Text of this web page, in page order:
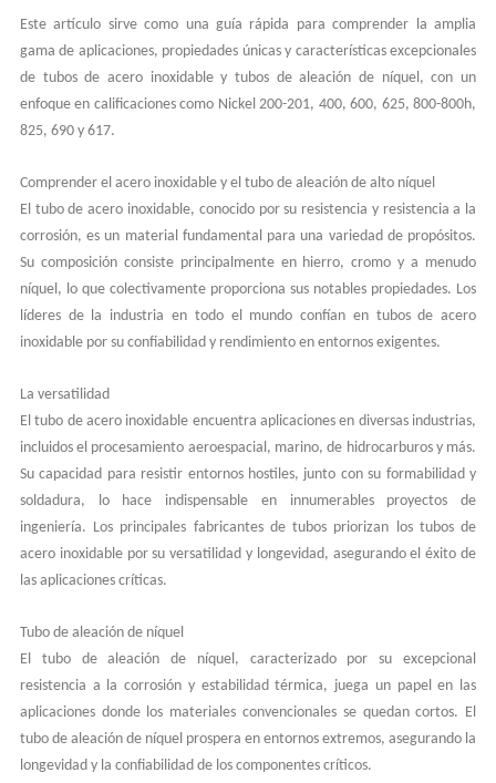
Este artículo sirve como una guía rápida para comprender la amplia
gama de aplicaciones, propiedades únicas y características excepcionales
de tubos de acero inoxidable y tubos de aleación de níquel, con un
enfoque en calificaciones como Nickel 200-201, 400, 600, 625, 800-800h,
825, 690 y 617.
Comprender el acero inoxidable y el tubo de aleación de alto níquel
El tubo de acero inoxidable, conocido por su resistencia y resistencia a la
corrosión, es un material fundamental para una variedad de propósitos.
Su composición consiste principalmente en hierro, cromo y a menudo
níquel, lo que colectivamente proporciona sus notables propiedades. Los
líderes de la industria en todo el mundo confían en tubos de acero
inoxidable por su confiabilidad y rendimiento en entornos exigentes.
La versatilidad
El tubo de acero inoxidable encuentra aplicaciones en diversas industrias,
incluidos el procesamiento aeroespacial, marino, de hidrocarburos y más.
Su capacidad para resistir entornos hostiles, junto con su formabilidad y
soldadura, lo hace indispensable en innumerables proyectos de
ingeniería. Los principales fabricantes de tubos priorizan los tubos de
acero inoxidable por su versatilidad y longevidad, asegurando el éxito de
las aplicaciones críticas.
Tubo de aleación de níquel
El tubo de aleación de níquel, caracterizado por su excepcional
resistencia a la corrosión y estabilidad térmica, juega un papel en las
aplicaciones donde los materiales convencionales se quedan cortos. El
tubo de aleación de níquel prospera en entornos extremos, asegurando la
longevidad y la confiabilidad de los componentes críticos.